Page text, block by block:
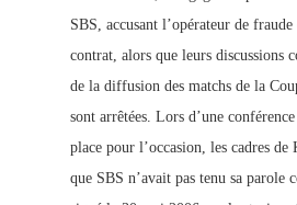
SBS, accusant l’opérateur de
contrat, alors que leurs discussions
de la diffusion des matchs de la
sont arrêtées. Lors d’une
place pour l’occasion, les cadres
que SBS n’avait pas tenu sa parole